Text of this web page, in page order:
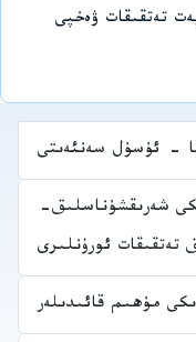
تەتقىقات ۋەخپى
- ئۇسۇل سەنئەىتى
شەرىقشۇناسلىق-
تەتقىقات ئورۇنلىرى
مۇھىم قائىدىلەر